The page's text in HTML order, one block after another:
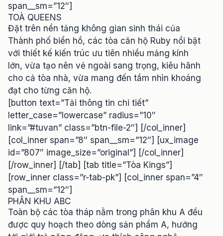
span__sm=”12″]
TOÀ QUEENS
Đặt trên nền tảng không gian sinh thái của
Thành phố biển hồ, các tòa căn hộ Ruby nổi bật
với thiết kế kiến trúc ưu tiên nhiều mảng kính
lớn, vừa tạo nên vẻ ngoài sang trọng, kiêu hãnh
cho cả tòa nhà, vừa mang đến tầm nhìn khoáng
đạt cho từng căn hộ.
[button text=”Tải thông tin chi tiết”
letter_case=”lowercase” radius=”10″
link=”#tuvan” class=”btn-file-2″] [/col_inner]
[col_inner span=”8″ span__sm=”12″] [ux_image
id=”807″ image_size=”original”] [/col_inner]
[/row_inner] [/tab] [tab title=”Tòa Kings”]
[row_inner class=”r-tab-pk”] [col_inner span=”4″
span__sm=”12″]
PHÂN KHU ABC
Toàn bộ các tòa tháp nằm trong phân khu A đều
được quy hoạch theo dòng sản phẩm A, hướng